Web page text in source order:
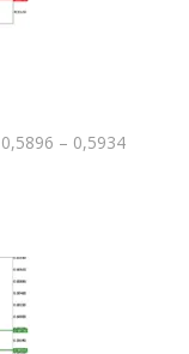
– 0,5934